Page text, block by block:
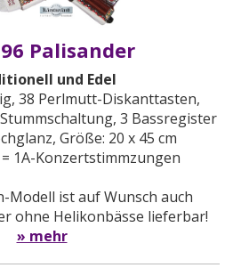
Palisander
und Edel
38 Perlmutt-Diskanttasten,
3 Bassregister
Größe: 20 x 45 cm
= 1A-Konzertstimmzungen
Modell ist auf Wunsch auch
ohne Helikonbässe lieferbar!
» mehr